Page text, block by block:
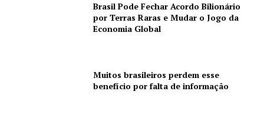
Brasil Pode Fechar Acordo Bilionário
por Terras Raras e Mudar o Jogo da
Economia Global
Muitos brasileiros perdem esse
benefício por falta de informação